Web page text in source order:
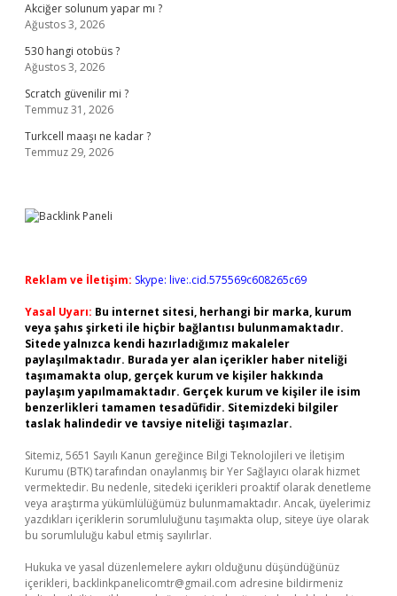
Akciğer solunum yapar mı ?
Ağustos 3, 2026
530 hangi otobüs ?
Ağustos 3, 2026
Scratch güvenilir mi ?
Temmuz 31, 2026
Turkcell maaşı ne kadar ?
Temmuz 29, 2026
Reklam ve İletişim: Skype: live:.cid.575569c608265c69
Yasal Uyarı: Bu internet sitesi, herhangi bir marka, kurum
veya şahıs şirketi ile hiçbir bağlantısı bulunmamaktadır.
Sitede yalnızca kendi hazırladığımız makaleler
paylaşılmaktadır. Burada yer alan içerikler haber niteliği
taşımamakta olup, gerçek kurum ve kişiler hakkında
paylaşım yapılmamaktadır. Gerçek kurum ve kişiler ile isim
benzerlikleri tamamen tesadüfidir. Sitemizdeki bilgiler
taslak halindedir ve tavsiye niteliği taşımazlar.
Sitemiz, 5651 Sayılı Kanun gereğince Bilgi Teknolojileri ve İletişim
Kurumu (BTK) tarafından onaylanmış bir Yer Sağlayıcı olarak hizmet
vermektedir. Bu nedenle, sitedeki içerikleri proaktif olarak denetleme
veya araştırma yükümlülüğümüz bulunmamaktadır. Ancak, üyelerimiz
yazdıkları içeriklerin sorumluluğunu taşımakta olup, siteye üye olarak
bu sorumluluğu kabul etmiş sayılırlar.
Hukuka ve yasal düzenlemelere aykırı olduğunu düşündüğünüz
içerikleri, backlinkpanelicomtr@gmail.com adresine bildirmeniz